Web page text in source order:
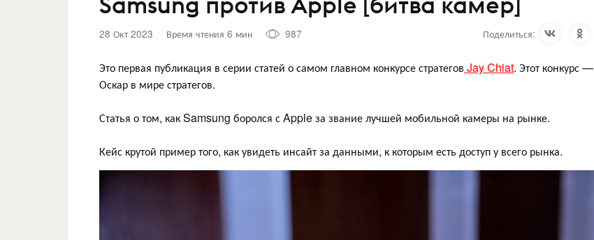
28 Окт 2023 Время чтения 6 мин 987 Поделиться:
Это первая публикация в серии статей о самом главном конкурсе стратегов Jay Chiat. Этот конкурс —
Оскар в мире стратегов.
Статья о том, как Samsung боролся с Apple за звание лучшей мобильной камеры на рынке.
Кейс крутой пример того, как увидеть инсайт за данными, к которым есть доступ у всего рынка.